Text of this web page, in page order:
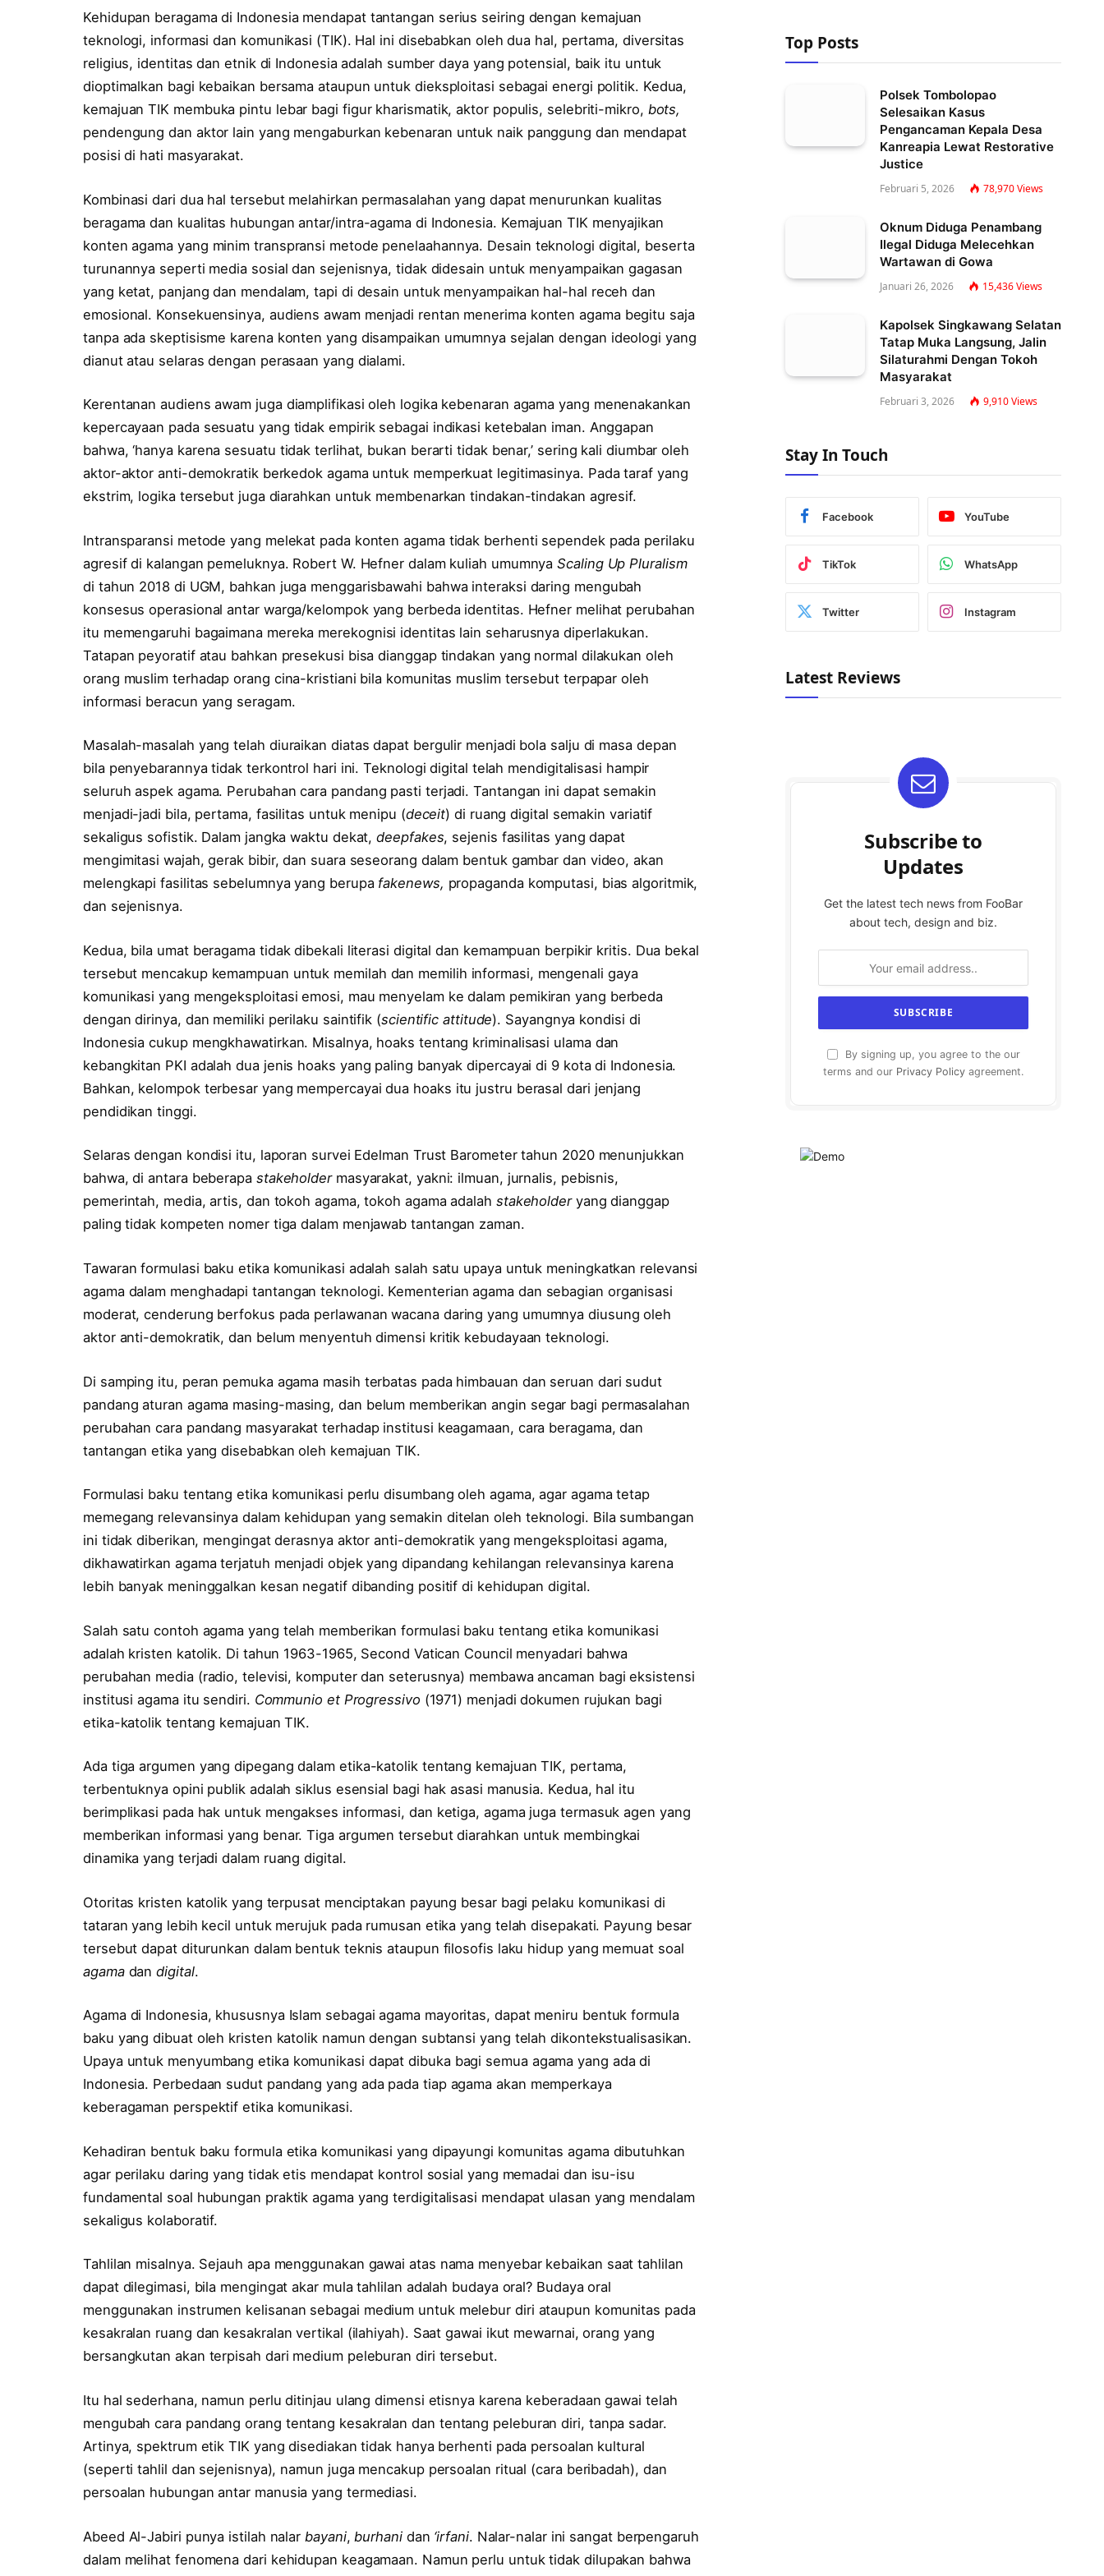
Kehidupan beragama di Indonesia mendapat tantangan serius seiring dengan kemajuan
teknologi, informasi dan komunikasi (TIK). Hal ini disebabkan oleh dua hal, pertama, diversitas
religius, identitas dan etnik di Indonesia adalah sumber daya yang potensial, baik itu untuk
dioptimalkan bagi kebaikan bersama ataupun untuk dieksploitasi sebagai energi politik. Kedua,
kemajuan TIK membuka pintu lebar bagi figur kharismatik, aktor populis, selebriti-mikro, bots,
pendengung dan aktor lain yang mengaburkan kebenaran untuk naik panggung dan mendapat
posisi di hati masyarakat.
Kombinasi dari dua hal tersebut melahirkan permasalahan yang dapat menurunkan kualitas
beragama dan kualitas hubungan antar/intra-agama di Indonesia. Kemajuan TIK menyajikan
konten agama yang minim transpransi metode penelaahannya. Desain teknologi digital, beserta
turunannya seperti media sosial dan sejenisnya, tidak didesain untuk menyampaikan gagasan
yang ketat, panjang dan mendalam, tapi di desain untuk menyampaikan hal-hal receh dan
emosional. Konsekuensinya, audiens awam menjadi rentan menerima konten agama begitu saja
tanpa ada skeptisisme karena konten yang disampaikan umumnya sejalan dengan ideologi yang
dianut atau selaras dengan perasaan yang dialami.
Kerentanan audiens awam juga diamplifikasi oleh logika kebenaran agama yang menenakankan
kepercayaan pada sesuatu yang tidak empirik sebagai indikasi ketebalan iman. Anggapan
bahwa, ‘hanya karena sesuatu tidak terlihat, bukan berarti tidak benar,’ sering kali diumbar oleh
aktor-aktor anti-demokratik berkedok agama untuk memperkuat legitimasinya. Pada taraf yang
ekstrim, logika tersebut juga diarahkan untuk membenarkan tindakan-tindakan agresif.
Intransparansi metode yang melekat pada konten agama tidak berhenti sependek pada perilaku
agresif di kalangan pemeluknya. Robert W. Hefner dalam kuliah umumnyaScaling Up Pluralism
di tahun 2018 di UGM, bahkan juga menggarisbawahi bahwa interaksi daring mengubah
konsesus operasional antar warga/kelompok yang berbeda identitas. Hefner melihat perubahan
itu memengaruhi bagaimana mereka merekognisi identitas lain seharusnya diperlakukan.
Tatapan peyoratif atau bahkan presekusi bisa dianggap tindakan yang normal dilakukan oleh
orang muslim terhadap orang cina-kristiani bila komunitas muslim tersebut terpapar oleh
informasi beracun yang seragam.
Masalah-masalah yang telah diuraikan diatas dapat bergulir menjadi bola salju di masa depan
bila penyebarannya tidak terkontrol hari ini. Teknologi digital telah mendigitalisasi hampir
seluruh aspek agama. Perubahan cara pandang pasti terjadi. Tantangan ini dapat semakin
menjadi-jadi bila, pertama, fasilitas untuk menipu (deceit) di ruang digital semakin variatif
sekaligus sofistik. Dalam jangka waktu dekat,deepfakes, sejenis fasilitas yang dapat
mengimitasi wajah, gerak bibir, dan suara seseorang dalam bentuk gambar dan video, akan
melengkapi fasilitas sebelumnya yang berupa fakenews, propaganda komputasi, bias algoritmik,
dan sejenisnya.
Kedua, bila umat beragama tidak dibekali literasi digital dan kemampuan berpikir kritis. Dua bekal
tersebut mencakup kemampuan untuk memilah dan memilih informasi, mengenali gaya
komunikasi yang mengeksploitasi emosi, mau menyelam ke dalam pemikiran yang berbeda
dengan dirinya, dan memiliki perilaku saintifik (scientific attitude). Sayangnya kondisi di
Indonesia cukup mengkhawatirkan. Misalnya, hoaks tentang kriminalisasi ulama dan
kebangkitan PKI adalah dua jenis hoaks yang paling banyak dipercayai di 9 kota di Indonesia.
Bahkan, kelompok terbesar yang mempercayai dua hoaks itu justru berasal dari jenjang
pendidikan tinggi.
Selaras dengan kondisi itu, laporan survei Edelman Trust Barometer tahun 2020 menunjukkan
bahwa, di antara beberapa stakeholdermasyarakat, yakni: ilmuan, jurnalis, pebisnis,
pemerintah, media, artis, dan tokoh agama, tokoh agama adalah stakeholderyang dianggap
paling tidak kompeten nomer tiga dalam menjawab tantangan zaman.
Tawaran formulasi baku etika komunikasi adalah salah satu upaya untuk meningkatkan relevansi
agama dalam menghadapi tantangan teknologi. Kementerian agama dan sebagian organisasi
moderat, cenderung berfokus pada perlawanan wacana daring yang umumnya diusung oleh
aktor anti-demokratik, dan belum menyentuh dimensi kritik kebudayaan teknologi.
Di samping itu, peran pemuka agama masih terbatas pada himbauan dan seruan dari sudut
pandang aturan agama masing-masing, dan belum memberikan angin segar bagi permasalahan
perubahan cara pandang masyarakat terhadap institusi keagamaan, cara beragama, dan
tantangan etika yang disebabkan oleh kemajuan TIK.
Formulasi baku tentang etika komunikasi perlu disumbang oleh agama, agar agama tetap
memegang relevansinya dalam kehidupan yang semakin ditelan oleh teknologi. Bila sumbangan
ini tidak diberikan, mengingat derasnya aktor anti-demokratik yang mengeksploitasi agama,
dikhawatirkan agama terjatuh menjadi objek yang dipandang kehilangan relevansinya karena
lebih banyak meninggalkan kesan negatif dibanding positif di kehidupan digital.
Salah satu contoh agama yang telah memberikan formulasi baku tentang etika komunikasi
adalah kristen katolik. Di tahun 1963-1965, Second Vatican Council menyadari bahwa
perubahan media (radio, televisi, komputer dan seterusnya) membawa ancaman bagi eksistensi
institusi agama itu sendiri. Communio et Progressivo (1971) menjadi dokumen rujukan bagi
etika-katolik tentang kemajuan TIK.
Ada tiga argumen yang dipegang dalam etika-katolik tentang kemajuan TIK, pertama,
terbentuknya opini publik adalah siklus esensial bagi hak asasi manusia. Kedua, hal itu
berimplikasi pada hak untuk mengakses informasi, dan ketiga, agama juga termasuk agen yang
memberikan informasi yang benar. Tiga argumen tersebut diarahkan untuk membingkai
dinamika yang terjadi dalam ruang digital.
Otoritas kristen katolik yang terpusat menciptakan payung besar bagi pelaku komunikasi di
tataran yang lebih kecil untuk merujuk pada rumusan etika yang telah disepakati. Payung besar
tersebut dapat diturunkan dalam bentuk teknis ataupun filosofis laku hidup yang memuat soal
agamadandigital.
Agama di Indonesia, khususnya Islam sebagai agama mayoritas, dapat meniru bentuk formula
baku yang dibuat oleh kristen katolik namun dengan subtansi yang telah dikontekstualisasikan.
Upaya untuk menyumbang etika komunikasi dapat dibuka bagi semua agama yang ada di
Indonesia. Perbedaan sudut pandang yang ada pada tiap agama akan memperkaya
keberagaman perspektif etika komunikasi.
Kehadiran bentuk baku formula etika komunikasi yang dipayungi komunitas agama dibutuhkan
agar perilaku daring yang tidak etis mendapat kontrol sosial yang memadai dan isu-isu
fundamental soal hubungan praktik agama yang terdigitalisasi mendapat ulasan yang mendalam
sekaligus kolaboratif.
Tahlilan misalnya. Sejauh apa menggunakan gawai atas nama menyebar kebaikan saat tahlilan
dapat dilegimasi, bila mengingat akar mula tahlilan adalah budaya oral? Budaya oral
menggunakan instrumen kelisanan sebagai medium untuk melebur diri ataupun komunitas pada
kesakralan ruang dan kesakralan vertikal (ilahiyah). Saat gawai ikut mewarnai, orang yang
bersangkutan akan terpisah dari medium peleburan diri tersebut.
Itu hal sederhana, namun perlu ditinjau ulang dimensi etisnya karena keberadaan gawai telah
mengubah cara pandang orang tentang kesakralan dan tentang peleburan diri, tanpa sadar.
Artinya, spektrum etik TIK yang disediakan tidak hanya berhenti pada persoalan kultural
(seperti tahlil dan sejenisnya), namun juga mencakup persoalan ritual (cara beribadah), dan
persoalan hubungan antar manusia yang termediasi.
Abeed Al-Jabiri punya istilah nalar bayani, burhanidan ‘irfani. Nalar-nalar ini sangat berpengaruh
dalam melihat fenomena dari kehidupan keagamaan. Namun perlu untuk tidak dilupakan bahwa
Top Posts
Polsek Tombolopao
Selesaikan Kasus
Pengancaman Kepala Desa
Kanreapia Lewat Restorative
Justice
Februari 5, 2026 78,970Views
Oknum Diduga Penambang
Ilegal Diduga Melecehkan
Wartawan di Gowa
Januari 26, 2026 15,436Views
Kapolsek Singkawang Selatan
Tatap Muka Langsung, Jalin
Silaturahmi Dengan Tokoh
Masyarakat
Februari 3, 2026 9,910Views
Stay In Touch
Facebook YouTube
TikTok WhatsApp
Twitter Instagram
Latest Reviews
Subscribe to
Updates
Get the latest tech news from FooBar
about tech, design and biz.
By signing up, you agree to the our
terms and our Privacy Policy agreement.